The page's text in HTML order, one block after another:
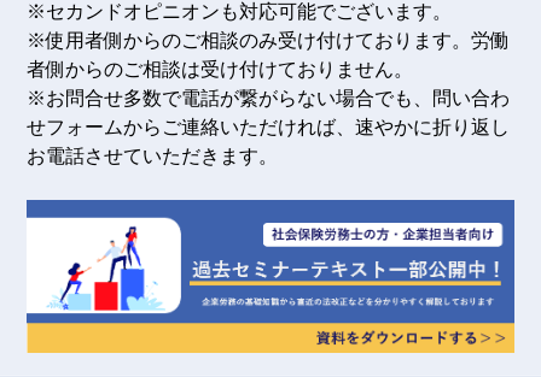
※セカンドオピニオンも対応可能でございます。
※使用者側からのご相談のみ受け付けております。労働
者側からのご相談は受け付けておりません。
※お問合せ多数で電話が繋がらない場合でも、問い合わ
せフォームからご連絡いただければ、速やかに折り返し
お電話させていただきます。